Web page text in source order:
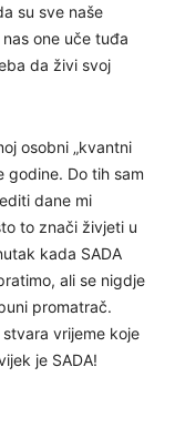
su sve naše
one uče tuđa
da živi svoj
osobni „kvantni
godine. Do tih sam
dane mi
to znači živjeti u
kada SADA
ali se nigdje
promatrač.
vrijeme koje
je SADA!